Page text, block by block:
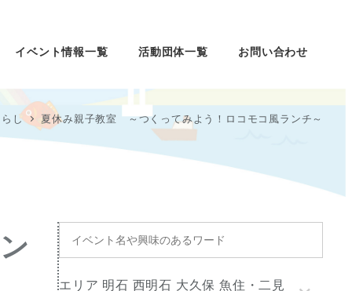
イベント情報一覧 活動団体一覧 お問い合わせ
し 夏休み親子教室 ～つくってみよう！ロコモコ風ランチ～
イ
ベ
ン
エ
エリア 明石 西明石 大久保 魚住・二見